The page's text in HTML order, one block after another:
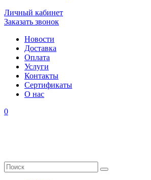
Личный кабинет
Заказать звонок
Новости
Доставка
Оплата
Услуги
Контакты
Cертификаты
О нас
0